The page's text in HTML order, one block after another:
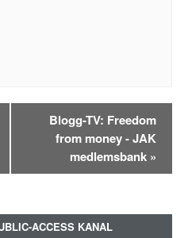
Blogg-TV: Freedom
from money - JAK
medlemsbank »
ACCESS KANAL